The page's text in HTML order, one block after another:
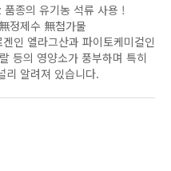
종의 유기농 석류 사용 !
정제수 無첨가물
인 엘라그산과 파이토케미컬인
등의 영양소가 풍부하며 특히
리 알려져 있습니다.